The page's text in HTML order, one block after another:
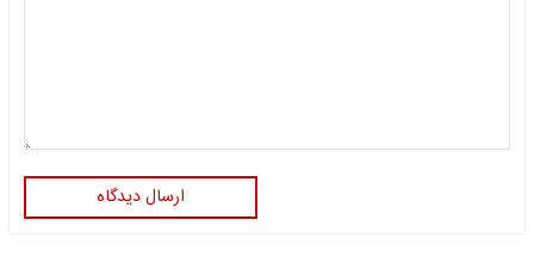
ارسال دیدگاه